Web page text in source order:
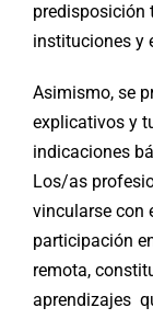
predisposición
instituciones y
Asimismo, se
explicativos y
indicaciones
Los/as
vincularse con
participación
remota,
aprendizajes